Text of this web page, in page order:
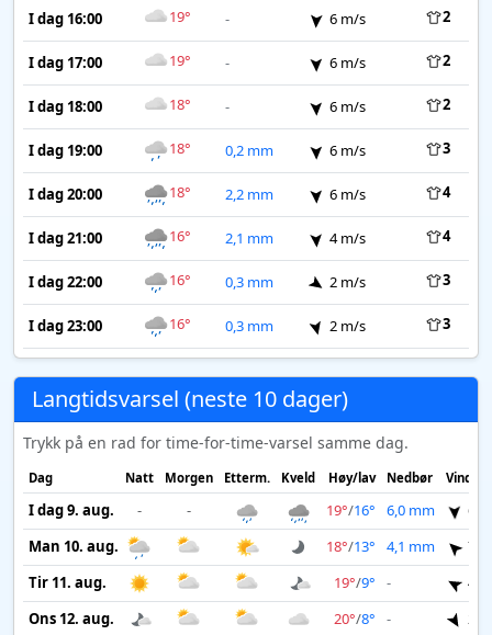
I dag 16:00 19° - 6 m/s 2
I dag 17:00 19° - 6 m/s 2
I dag 18:00 18° - 6 m/s 2
I dag 19:00 18° 0,2 mm 6 m/s 3
I dag 20:00 18° 2,2 mm 6 m/s 4
I dag 21:00 16° 2,1 mm 4 m/s 4
I dag 22:00 16° 0,3 mm 2 m/s 3
I dag 23:00 16° 0,3 mm 2 m/s 3
Langtidsvarsel (neste 10 dager)
Trykk på en rad for time-for-time-varsel samme dag.
Dag Natt Morgen Etterm. Kveld Høy/lav Nedbør Vind
I dag 9. aug. - - 19°/16° 6,0 mm
6
Man 10. aug.
18°/13° 4,1 mm
7
Tir 11. aug.
19°/9° -
4
Ons 12. aug.
20°/8° -
2